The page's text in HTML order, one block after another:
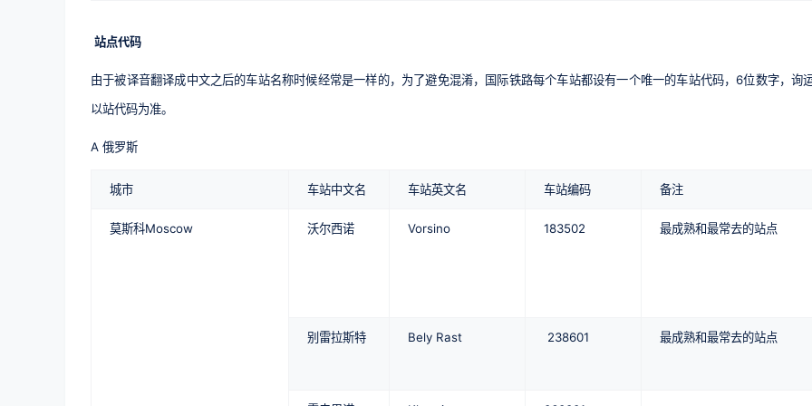
站点代码
由于被译音翻译成中文之后的车站名称时候经常是一样的，为了避免混淆，国际铁路每个车站都设有一个唯一的车站代码，6位数字，询
以站代码为准。
A 俄罗斯
城市 车站中文名 车站英文名 车站编码 备注
莫斯科Moscow 沃尔西诺 Vorsino 183502 最成熟和最常去的站点
别雷拉斯特 Bely Rast 238601 最成熟和最常去的站点